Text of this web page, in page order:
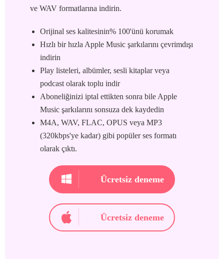
ve WAV formatlarına indirin.
Orijinal ses kalitesinin% 100'ünü korumak
Hızlı bir hızla Apple Music şarkılarını çevrimdışı
indirin
Play listeleri, albümler, sesli kitaplar veya
podcast olarak toplu indir
Aboneliğinizi iptal ettikten sonra bile Apple
Music şarkılarını sonsuza dek kaydedin
M4A, WAV, FLAC, OPUS veya MP3
(320kbps'ye kadar) gibi popüler ses formatı
olarak çıktı.
Ücretsiz deneme
Ücretsiz deneme